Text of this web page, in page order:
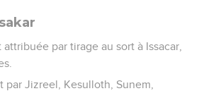
par tirage au sort à Issacar,
par Jizreel, Kesulloth, Sunem,